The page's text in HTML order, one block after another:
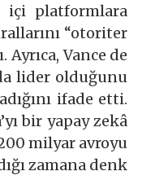
içi platformlara
“otoriter
Ayrıca, Vance de
lider olduğunu
ifade etti.
bir yapay zekâ
milyar avroyu
zamana denk